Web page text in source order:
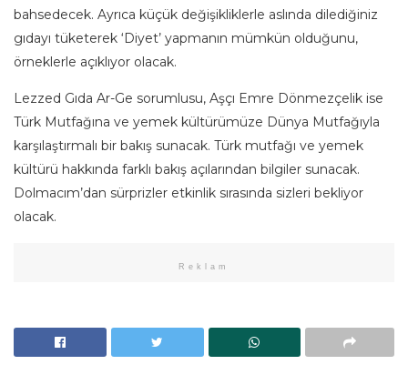
bahsedecek. Ayrıca küçük değişikliklerle aslında dilediğiniz
gıdayı tüketerek ‘Diyet’ yapmanın mümkün olduğunu,
örneklerle açıklıyor olacak.
Lezzed Gıda Ar-Ge sorumlusu, Aşçı Emre Dönmezçelik ise
Türk Mutfağına ve yemek kültürümüze Dünya Mutfağıyla
karşılaştırmalı bir bakış sunacak. Türk mutfağı ve yemek
kültürü hakkında farklı bakış açılarından bilgiler sunacak.
Dolmacım’dan sürprizler etkinlik sırasında sizleri bekliyor
olacak.
Reklam